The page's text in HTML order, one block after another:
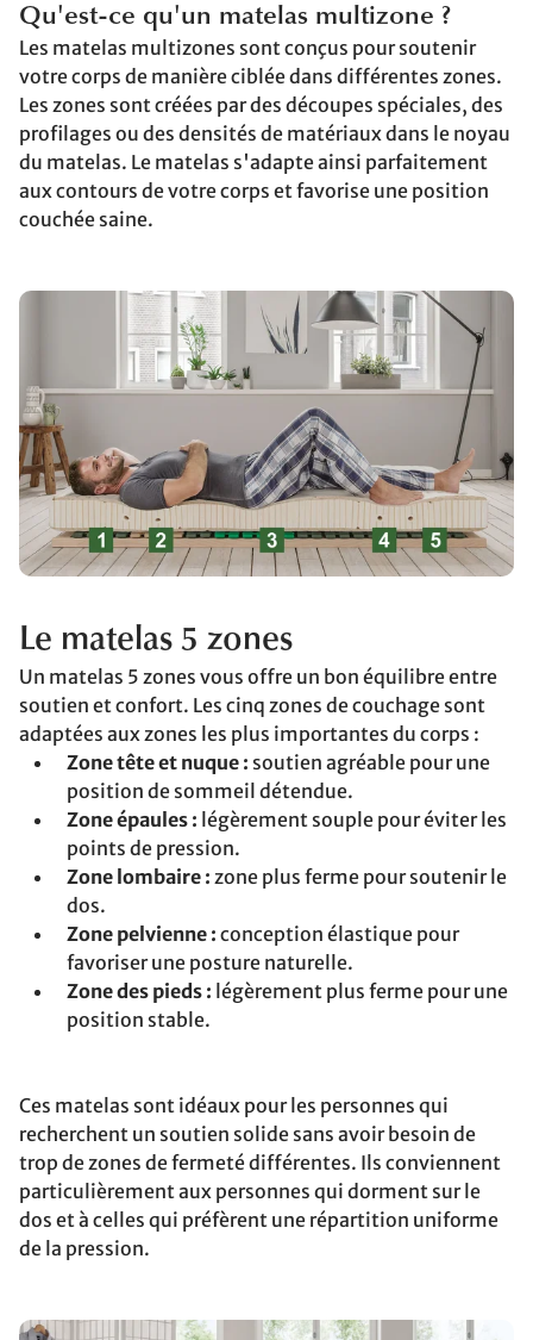
Qu'est-ce qu'un matelas multizone ?
Les matelas multizones sont conçus pour soutenir
votre corps de manière ciblée dans différentes zones.
Les zones sont créées par des découpes spéciales, des
profilages ou des densités de matériaux dans le noyau
du matelas. Le matelas s'adapte ainsi parfaitement
aux contours de votre corps et favorise une position
couchée saine.
Le matelas 5 zones
Un matelas 5 zones vous offre un bon équilibre entre
soutien et confort. Les cinq zones de couchage sont
adaptées aux zones les plus importantes du corps :
Zone tête et nuque : soutien agréable pour une
position de sommeil détendue.
Zone épaules : légèrement souple pour éviter les
points de pression.
Zone lombaire : zone plus ferme pour soutenir le
dos.
Zone pelvienne : conception élastique pour
favoriser une posture naturelle.
Zone des pieds : légèrement plus ferme pour une
position stable.
Ces matelas sont idéaux pour les personnes qui
recherchent un soutien solide sans avoir besoin de
trop de zones de fermeté différentes. Ils conviennent
particulièrement aux personnes qui dorment sur le
dos et à celles qui préfèrent une répartition uniforme
de la pression.